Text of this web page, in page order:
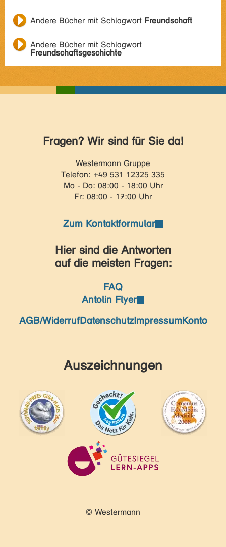
Andere Bücher mit Schlagwort Freundschaft
Andere Bücher mit Schlagwort
Freundschaftsgeschichte